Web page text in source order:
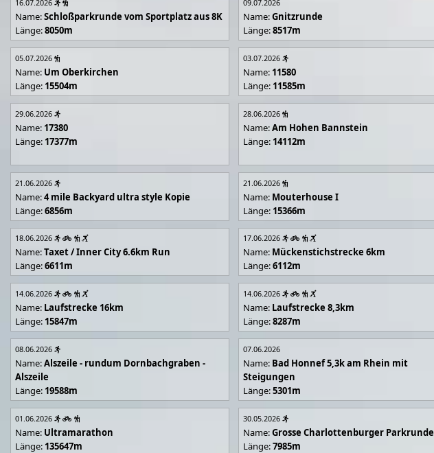
16.07.2026
Name:Schloßparkrunde vom Sportplatz aus 8K
Länge:8050m
09.07.2026
Name:Gnitzrunde
Länge:8517m
05.07.2026
Name: Um Oberkirchen
Länge: 15504m
03.07.2026
Name: 11580
Länge: 11585m
29.06.2026
Name: 17380
Länge: 17377m
28.06.2026
Name:Am Hohen Bannstein
Länge: 14112m
21.06.2026
Name:4 mile Backyard ultra style Kopie
Länge:6856m
21.06.2026
Name: Mouterhouse I
Länge: 15366m
18.06.2026
Name:Taxet / Inner City 6.6km Run
Länge:6611m
17.06.2026
Name: Mückenstichstrecke 6km
Länge:6112m
14.06.2026
Name: Laufstrecke 16km
Länge: 15847m
14.06.2026
Name: Laufstrecke 8,3km
Länge:8287m
08.06.2026
Name:Alszeile - rundum Dornbachgraben -
Alszeile
Länge: 19588m
07.06.2026
Name: Bad Honnef 5,3k am Rhein mit
Steigungen
Länge:5301m
01.06.2026
Name: Ultramarathon
Länge: 135647m
30.05.2026
Name:Grosse Charlottenburger Parkrunde
Länge:7985m